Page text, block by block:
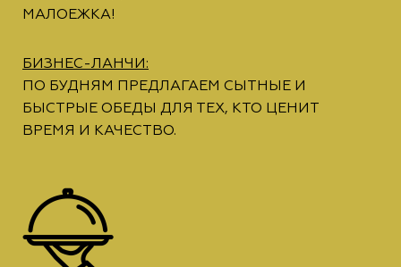
МАЛОЕЖКА!
БИЗНЕС-ЛАНЧИ:
ПО БУДНЯМ ПРЕДЛАГАЕМ СЫТНЫЕ И
БЫСТРЫЕ ОБЕДЫ ДЛЯ ТЕХ, КТО ЦЕНИТ
ВРЕМЯ И КАЧЕСТВО.